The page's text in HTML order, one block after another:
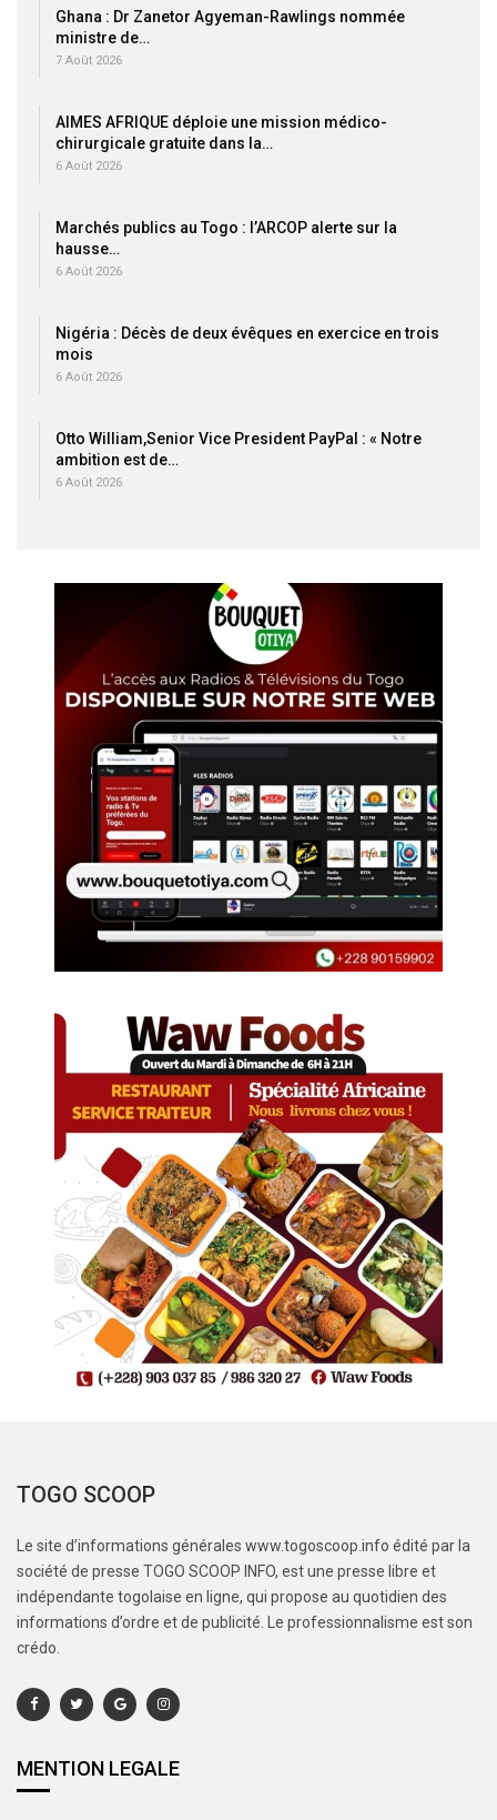
Ghana : Dr Zanetor Agyeman-Rawlings nommée
ministre de…
7 Août 2026
AIMES AFRIQUE déploie une mission médico-
chirurgicale gratuite dans la…
6 Août 2026
Marchés publics au Togo : l’ARCOP alerte sur la
hausse…
6 Août 2026
Nigéria : Décès de deux évêques en exercice en trois
mois
6 Août 2026
Otto William,Senior Vice President PayPal : « Notre
ambition est de…
6 Août 2026
TOGO SCOOP
Le site d’informations générales www.togoscoop.info édité par la
société de presse TOGO SCOOP INFO, est une presse libre et
indépendante togolaise en ligne, qui propose au quotidien des
informations d’ordre et de publicité. Le professionnalisme est son
crédo.
MENTION LEGALE